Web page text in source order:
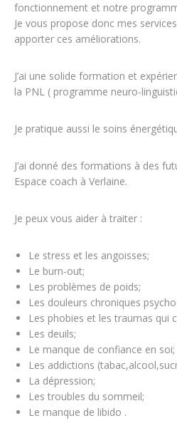
fonctionnement et notre
Je vous propose donc mes
apporter ces améliorations.
J’ai une solide formation et
la PNL ( programme neuro-
Je pratique aussi le soins
J’ai donné des formations à des
Espace coach à Verlaine.
Je peux vous aider à traiter :
Le stress et les angoisses;
Le burn-out;
Les problèmes de poids;
Les douleurs chroniques
Les phobies et les traumas qui
Les deuils;
Le manque de confiance en soi;
Les addictions
La dépression;
Les troubles du sommeil;
Le manque de libido .